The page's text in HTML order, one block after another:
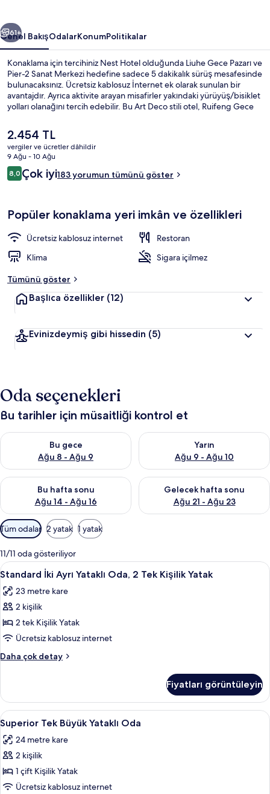
Sonraki
61+
Genel BakışOdalarKonumPolitikalar
Konaklama için tercihiniz Nest Hotel olduğunda Liuhe Gece Pazarı ve
Pier-2 Sanat Merkezi hedefine sadece 5 dakikalık sürüş mesafesinde
bulunacaksınız. Ücretsiz kablosuz İnternet ek olarak sunulan bir
avantajdır. Ayrıca aktivite arayan misafirler yakındaki yürüyüş/bisiklet
yolları olanağını tercih edebilir. Bu Art Deco stili otel, Ruifeng Gece
mesafesindedir. Toplu taşıma yakındadır, Formosa Boulevard
İstasyonu 9 dakikalık ve Cianjin İstasyonu 9 dakikalık yürüme
mesafesinde bulunur.
Şu
anki
fiyat
2.454 TL
2.454 TL
vergiler ve ücretler dâhildir
9 Ağu - 10 Ağu
Yorumlar
8,08,0/10
Çok iyi183 yorumun tümünü göster
Popüler konaklama yeri imkân ve özellikleri
Ücretsiz kablosuz internet
Restoran
Klima
Sigara içilmez
Tümünü göster
Başlıca özellikler (12)
Evinizdeymiş gibi hissedin (5)
Oda seçenekleri
Bu tarihler için müsaitliği kontrol et
Bu gece
Ağu 8 - Ağu 9
Bu gece için müsaitliği kontrol et Ağu 8 - Ağu 9
Yarın
Ağu 9 - Ağu 10
Yarın için müsaitliği kontrol
Bu hafta sonu
Ağu 14 - Ağu 16
Bu hafta sonu için müsaitliği kontrol et Ağu 14 - Ağu 16
Gelecek hafta sonu
Ağu 21 - Ağu 23
Önümüzdeki hafta sonu için
Odalar
için
mevcut
filtreler
Tüm odalar 2 yatak 1 yatak
11/11 oda gösteriliyor
Standard
İki
Ayrı
Yataklı
Oda,
2
Tek
Kişilik
için
tüm
fotoğrafları
görün
Minibar, odada kasa, ücretsiz
4
Standard İki Ayrı Yataklı Oda, 2 Tek Kişilik Yatak
23 metre kare
2 kişilik
2 tek Kişilik Yatak
Ücretsiz kablosuz internet
Daha çok detay
Standard
Oda,
Tek
Kişilik
Yatak
hakkında
fazla
detay
Fiyatları görüntüleyin
Superior
Tek
Büyük
Yataklı
Oda
için
Superior Tek Büyük Yataklı Oda |
3
Superior Tek Büyük Yataklı Oda
24 metre kare
2 kişilik
1 çift Kişilik Yatak
Ücretsiz kablosuz internet